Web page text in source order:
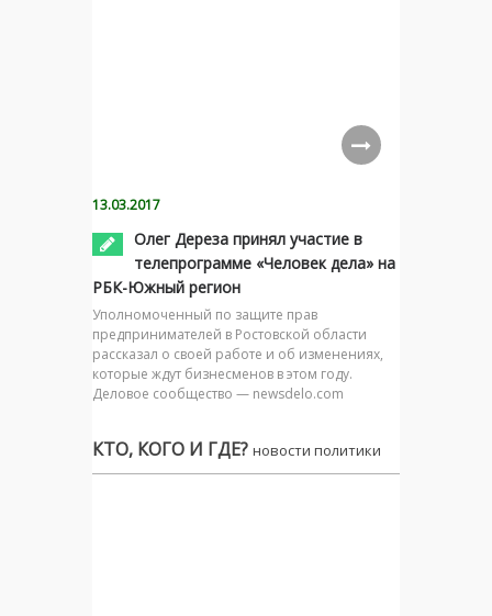
13.03.2017
Олег Дереза принял участие в
телепрограмме «Человек дела» на
РБК-Южный регион
Уполномоченный по защите прав
предпринимателей в Ростовской области
рассказал о своей работе и об изменениях,
которые ждут бизнесменов в этом году.
Деловое сообщество — newsdelo.com
КТО, КОГО И ГДЕ? новости политики